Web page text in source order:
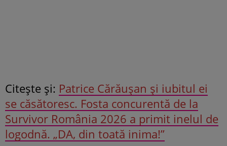
Citeşte şi: Patrice Cărăușan și iubitul ei
se căsătoresc. Fosta concurentă de la
Survivor România 2026 a primit inelul de
logodnă. „DA, din toată inima!”